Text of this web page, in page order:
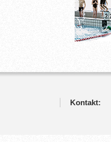
Kontakt: